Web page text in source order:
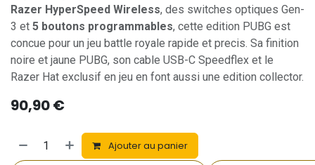
Razer HyperSpeed Wireless, des switches optiques Gen-
3 et 5 boutons programmables, cette edition PUBG est
concue pour un jeu battle royale rapide et precis. Sa finition
noire et jaune PUBG, son cable USB-C Speedflex et le
Razer Hat exclusif en jeu en font aussi une edition collector.
90,90€
Ajouter au panier